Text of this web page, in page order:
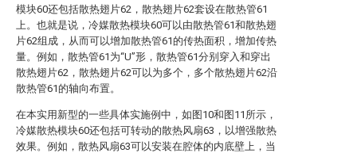
模块60还包括散热翅片62，散热翅片62套设在散热管61
上。也就是说，冷媒散热模块60可以由散热管61和散热翅
片62组成，从而可以增加散热管61的传热面积，增加传热
量。例如，散热管61为“U”形，散热管61分别穿入和穿出
散热翅片62，散热翅片62可以为多个，多个散热翅片62沿
散热管61的轴向布置。
在本实用新型的一些具体实施例中，如图10和图11所示，
冷媒散热模块60还包括可转动的散热风扇63，以增强散热
效果。例如，散热风扇63可以安装在腔体的内底壁上，当